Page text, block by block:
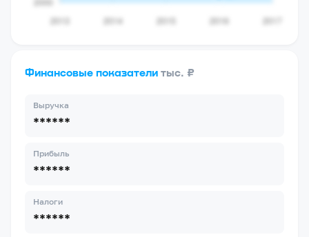
Финансовые показатели тыс. ₽
Выручка
******
Прибыль
******
Налоги
******